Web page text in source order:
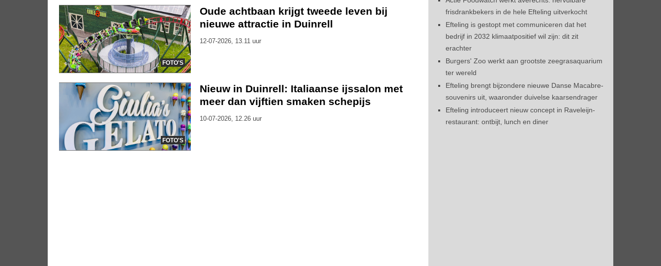
FOTO'S
Oude achtbaan krijgt tweede leven bij
nieuwe attractie in Duinrell
12-07-2026, 13.11 uur
FOTO'S
Nieuw in Duinrell: Italiaanse ijssalon met
meer dan vijftien smaken schepijs
10-07-2026, 12.26 uur
frisdrankbekers in de hele Efteling uitverkocht
Efteling is gestopt met communiceren dat het
bedrijf in 2032 klimaatpositief wil zijn: dit zit
erachter
Burgers' Zoo werkt aan grootste zeegrasaquarium
ter wereld
Efteling brengt bijzondere nieuwe Danse Macabre-
souvenirs uit, waaronder duivelse kaarsendrager
Efteling introduceert nieuw concept in Raveleijn-
restaurant: ontbijt, lunch en diner